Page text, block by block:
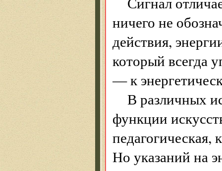
ничего не
действия,
который всегда
— к
В различных
функции
педагогическая,
Но указаний на